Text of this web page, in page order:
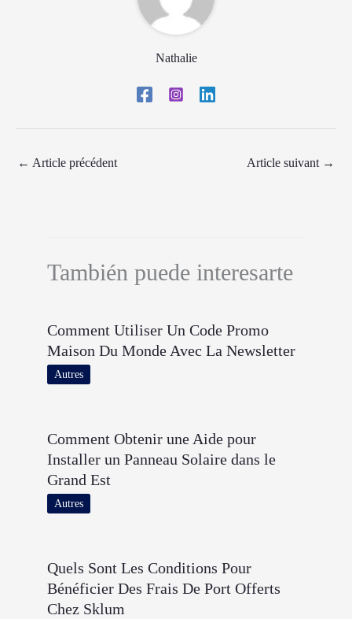
Nathalie
← Article précédent Article suivant →
También puede interesarte
Comment Utiliser Un Code Promo
Maison Du Monde Avec La Newsletter
Autres
Comment Obtenir une Aide pour
Installer un Panneau Solaire dans le
Grand Est
Autres
Quels Sont Les Conditions Pour
Bénéficier Des Frais De Port Offerts
Chez Sklum